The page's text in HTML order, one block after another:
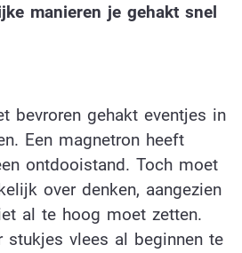
manieren je gehakt snel
bevroren gehakt eventjes in
Een magnetron heeft
ontdooistand. Toch moet
over denken, aangezien
al te hoog moet zetten.
stukjes vlees al beginnen te